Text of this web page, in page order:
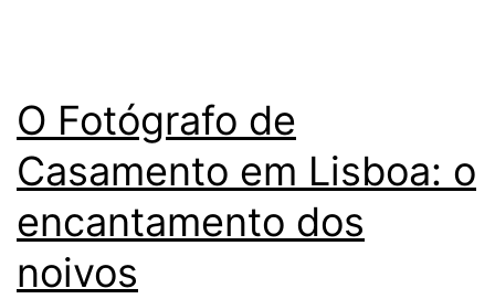
O Fotógrafo de
Casamento em Lisboa: o
encantamento dos
noivos